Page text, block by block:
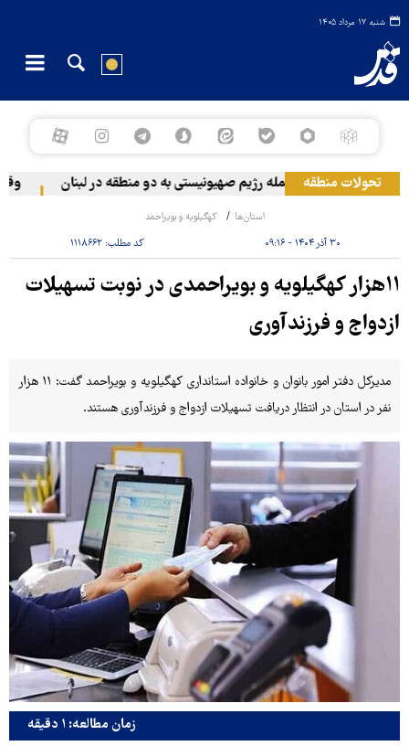
شنبه ۱۷ مرداد ۱۴۰۵
تحولات منطقهحمله رژیم صهیونیستی به دو منطقه در لبنان
استان‌ها کهگیلویه و بویراحمد
۳۰ آذر ۱۴۰۴ - ۰۹:۱۶ کد مطلب:۱۱۱۸۶۶۲
۱۱هزار کهگیلویه و بویراحمدی در نوبت تسهیلات
ازدواج و فرزندآوری
مدیرکل دفتر امور بانوان و خانواده استانداری کهگیلویه و بویراحمد گفت: ۱۱ هزار
نفر در استان در انتظار دریافت تسهیلات ازدواج و فرزندآوری هستند.
زمان مطالعه: ۱ دقیقه